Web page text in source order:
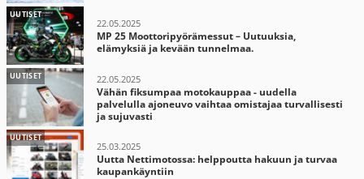
UUTISET
22.05.2025
MP 25 Moottoripyörämessut – Uutuuksia,
elämyksiä ja kevään tunnelmaa.
UUTISET 22.05.2025
Vähän fiksumpaa motokauppaa - uudella
palvelulla ajoneuvo vaihtaa omistajaa turvallisesti
ja sujuvasti
UUTISET
25.03.2025
Uutta Nettimotossa: helppoutta hakuun ja turvaa
kaupankäyntiin